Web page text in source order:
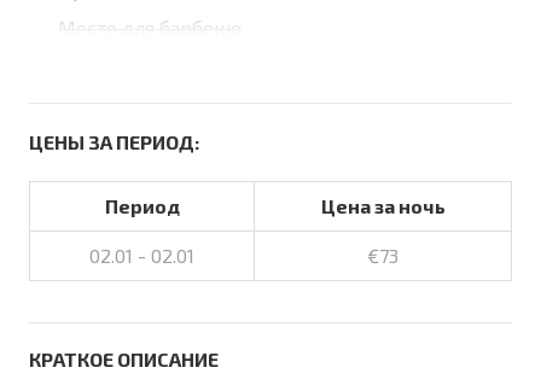
Место для барбекю
ЦЕНЫ ЗА ПЕРИОД:
Период Цена за ночь
02.01 - 02.01 €73
КРАТКОЕ ОПИСАНИЕ